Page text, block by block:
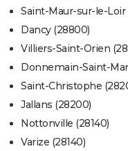
Saint-Maur-sur-le-Loir
Dancy (28800)
Villiers-Saint-Orien
Donnemain-Saint-
Saint-Christophe
Jallans (28200)
Nottonville (28140)
Varize (28140)